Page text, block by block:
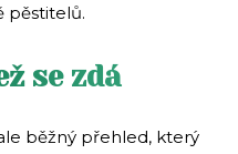
pěstitelů.
se zdá
běžný přehled, který